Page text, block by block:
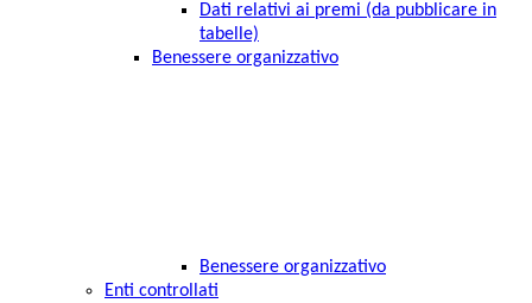
Dati relativi ai premi (da pubblicare in
tabelle)
Benessere organizzativo
Benessere organizzativo
Enti controllati